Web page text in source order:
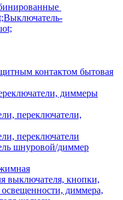
контактом бытовая
диммеры
переключатели,
переключатели
шнуровой/диммер
выключателя, кнопки,
освещенности, диммера,